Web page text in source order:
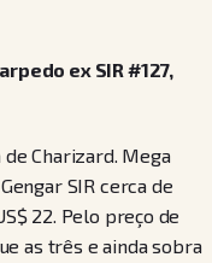
ex SIR #127,
Charizard. Mega
SIR cerca de
22. Pelo preço de
as três e ainda sobra